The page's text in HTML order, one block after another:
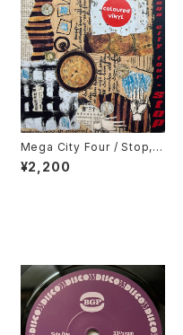
Mega City Four / Stop, D
esert Song
¥2,200